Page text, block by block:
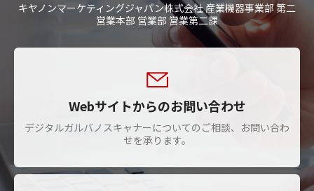
キヤノンマーケティングジャパン株式会社 産業機器事業部 第二
営業本部 営業部 営業第二課
Webサイトからのお問い合わせ
デジタルガルバノスキャナーについてのご相談、お問い合わ
せを承ります。